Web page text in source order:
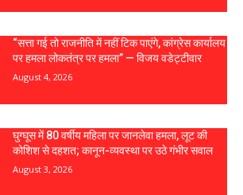
“सत्ता गई तो राजनीति में नहीं टिक पाएंगे, कांग्रेस कार्यालय
पर हमला लोकतंत्र पर हमला” — विजय वडेट्टीवार
August 4, 2026
घुग्घूस में 80 वर्षीय महिला पर जानलेवा हमला, लूट की
कोशिश से दहशत; कानून-व्यवस्था पर उठे गंभीर सवाल
August 3, 2026